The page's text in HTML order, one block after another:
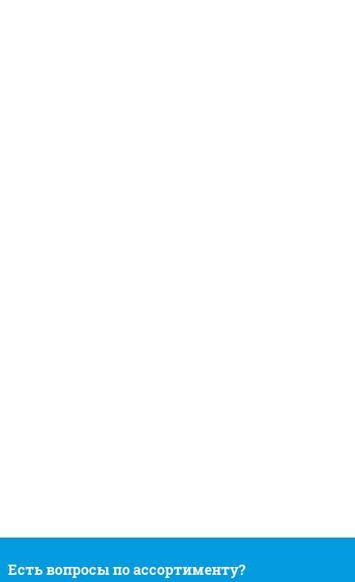
Есть вопросы по ассортименту?